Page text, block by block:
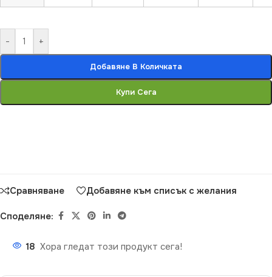
- +
Добавяне В Количката
Купи Сега
Сравняване Добавяне към списък с желания
Споделяне:
18 Хора гледат този продукт сега!